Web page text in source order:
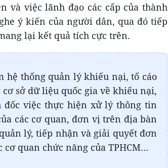
và việc lãnh đạo các cấp của thành
ý kiến của người dân, qua đó tiếp
lại kết quả tích cực trên.
hệ thống quản lý khiếu nại, tố cáo
sở dữ liệu quốc gia về khiếu nại,
đốc việc thực hiện xử lý thông tin
các cơ quan, đơn vị trên địa bàn
lý, tiếp nhận và giải quyết đơn
quan chức năng của TPHCM…